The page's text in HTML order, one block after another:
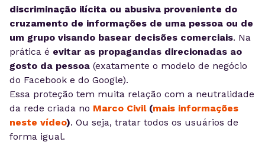
discriminação ilícita ou abusiva proveniente do
cruzamento de informações de uma pessoa ou de
um grupo visando basear decisões comerciais. Na
prática é evitar as propagandas direcionadas ao
gosto da pessoa (exatamente o modelo de negócio
do Facebook e do Google).
Essa proteção tem muita relação com a neutralidade
da rede criada no Marco Civil(mais informações
neste vídeo). Ou seja, tratar todos os usuários de
forma igual.